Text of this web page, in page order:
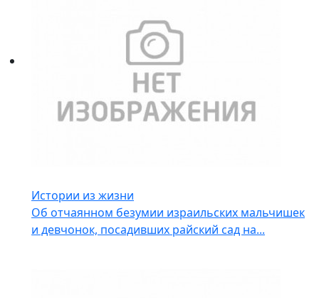
Истории из жизни
Об отчаянном безумии израильских мальчишек
и девчонок, посадивших райский сад на...